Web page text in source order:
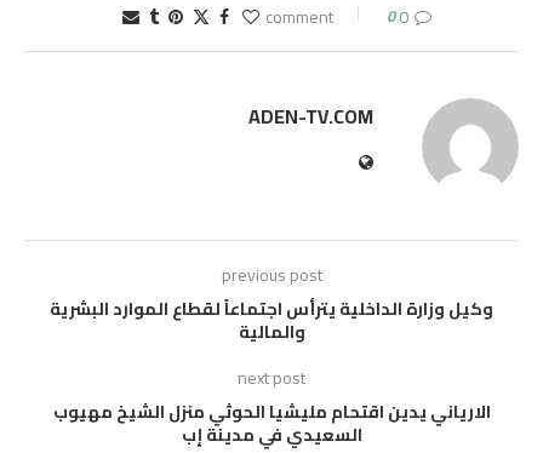
0 comment
0
ADEN-TV.COM
previous post
وكيل وزارة الداخلية يترأس اجتماعاً لقطاع الموارد البشرية
والمالية
next post
الارياني يدين اقتحام مليشيا الحوثي منزل الشيخ مهيوب
السعيدي في مدينة إب